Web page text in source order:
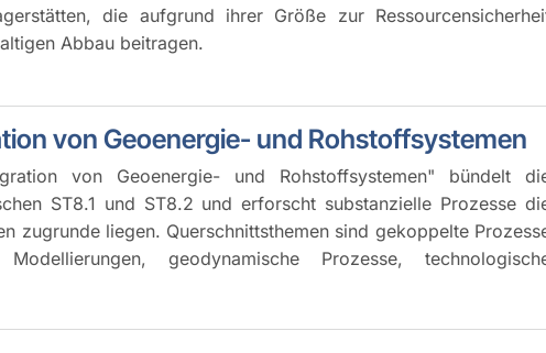
die aufgrund ihrer Größe zur
Abbau beitragen.
von Geoenergie- und Rohstoffsystemen
von Geoenergie- und Rohstoffsystemen" bündelt
ST8.1 und ST8.2 und erforscht substanzielle Prozesse
zugrunde liegen. Querschnittsthemen sind gekoppelte
geodynamische Prozesse,